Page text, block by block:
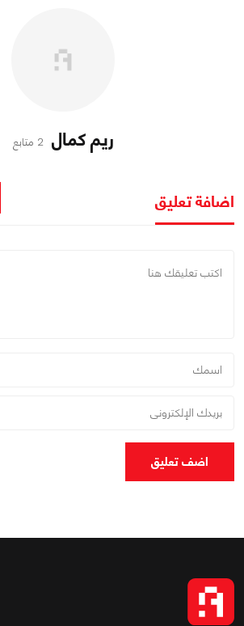
ريم كمال 2 متابع
اضافة تعليق
اضف تعليق